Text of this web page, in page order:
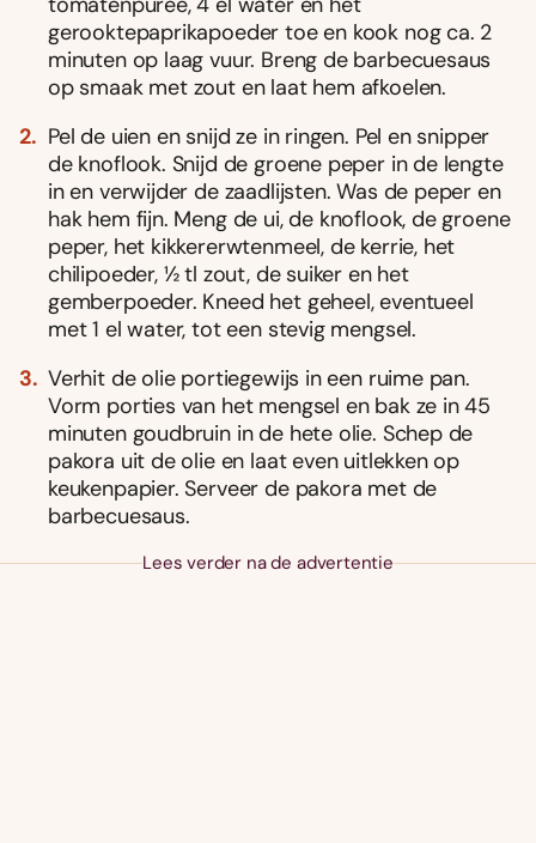
gerooktepaprikapoeder toe en kook nog ca. 2
minuten op laag vuur. Breng de barbecuesaus
op smaak met zout en laat hem afkoelen.
Pel de uien en snijd ze in ringen. Pel en snipper
de knoflook. Snijd de groene peper in de lengte
in en verwijder de zaadlijsten. Was de peper en
hak hem fijn. Meng de ui, de knoflook, de groene
peper, het kikkererwtenmeel, de kerrie, het
chilipoeder, ½ tl zout, de suiker en het
gemberpoeder. Kneed het geheel, eventueel
met 1 el water, tot een stevig mengsel.
Verhit de olie portiegewijs in een ruime pan.
Vorm porties van het mengsel en bak ze in 45
minuten goudbruin in de hete olie. Schep de
pakora uit de olie en laat even uitlekken op
keukenpapier. Serveer de pakora met de
barbecuesaus.
Lees verder na de advertentie